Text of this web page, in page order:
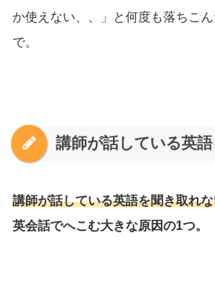
か使えない、、」と何度も落ちこ
で。
講師が話している英
講師が話している英語を聞き取れ
英会話でへこむ大きな原因の1つ。